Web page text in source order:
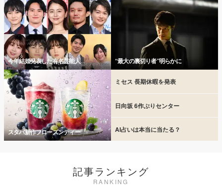
今年結婚発表した有名芸能人 “最大の裏切り者”明らかに
スタバ新作フローズンティー
ミセス 長期休暇を発表
日向坂 6作ぶりセンター
AI占いは本当に当たる？
記事ランキング
RANKING